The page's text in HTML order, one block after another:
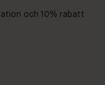
och 10% rabatt